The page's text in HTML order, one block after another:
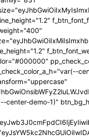
center-demo-1)"